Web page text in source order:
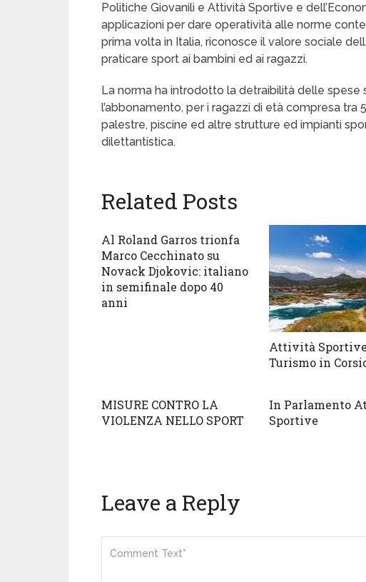
Politiche Giovanili e Attività Sportive e
applicazioni per dare operatività alle norme
prima volta in Italia, riconosce il valore sociale
praticare sport ai bambini ed ai ragazzi.
La norma ha introdotto la detraibilità delle spese
l’abbonamento, per i ragazzi di età compresa tra
palestre, piscine ed altre strutture ed impianti
dilettantistica.
Related Posts
Al Roland Garros trionfa
Marco Cecchinato su
Novack Djokovic: italiano
in semifinale dopo 40
anni
Attività
Turismo in
MISURE CONTRO LA
VIOLENZA NELLO SPORT
In Parlamento
Sportive
Leave a Reply